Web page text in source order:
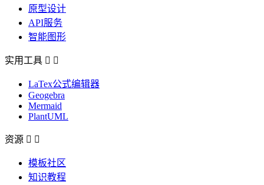
原型设计
API服务
智能图形
实用工具  
LaTex公式编辑器
Geogebra
Mermaid
PlantUML
资源  
模板社区
知识教程